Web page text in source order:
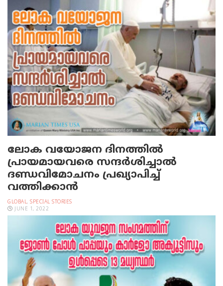
ലോക വയോജന ദിനത്തിൽ
പ്രായമായവരെ സന്ദർശിച്ചാൽ
ദണ്ഡവിമോചനം പ്രഖ്യാപിച്ച്
വത്തിക്കാൻ
GLOBAL, SPECIAL STORIES
JUNE 1, 2022